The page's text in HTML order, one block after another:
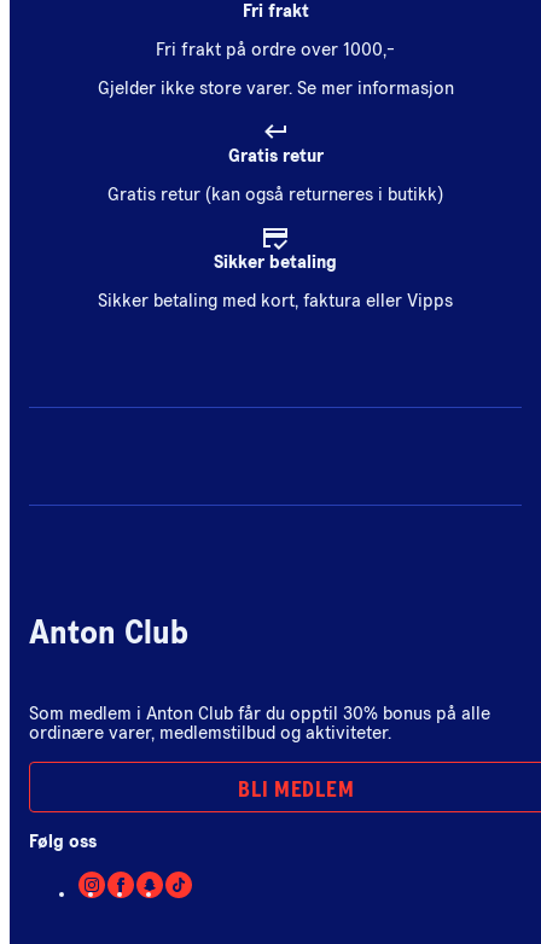
Fri frakt
Fri frakt på ordre over 1000,-
Gjelder ikke store varer. Se mer informasjon
Gratis retur
Gratis retur (kan også returneres i butikk)
Sikker betaling
Sikker betaling med kort, faktura eller Vipps
Anton Club
Som medlem i Anton Club får du opptil 30% bonus på alle
ordinære varer, medlemstilbud og aktiviteter.
BLI MEDLEM
Følg oss